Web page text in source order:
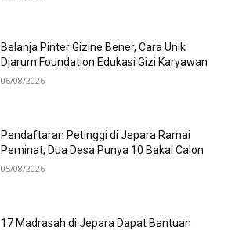
Belanja Pinter Gizine Bener, Cara Unik
Djarum Foundation Edukasi Gizi Karyawan
06/08/2026
Pendaftaran Petinggi di Jepara Ramai
Peminat, Dua Desa Punya 10 Bakal Calon
05/08/2026
17 Madrasah di Jepara Dapat Bantuan